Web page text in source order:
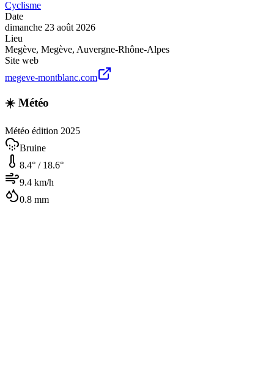
Cyclisme
Date
dimanche 23 août 2026
Lieu
Megève, Megève, Auvergne-Rhône-Alpes
Site web
megeve-montblanc.com
☀️ Météo
Météo édition 2025
Bruine
8.4° / 18.6°
9.4 km/h
0.8 mm